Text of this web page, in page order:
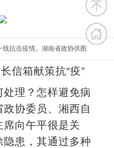
抗击疫情。湖南省政协供图
信箱献策抗“疫”
理？怎样避免病
协委员、湘西自
向午平很是关
患，其通过多种